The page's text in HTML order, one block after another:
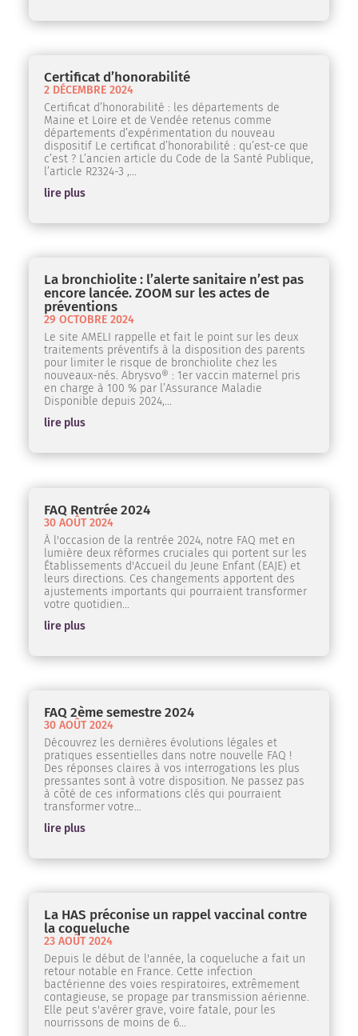
Certificat d’honorabilité
2 DÉCEMBRE 2024
Certificat d’honorabilité : les départements de
Maine et Loire et de Vendée retenus comme
départements d’expérimentation du nouveau
dispositif Le certificat d’honorabilité : qu’est-ce que
c’est ? L’ancien article du Code de la Santé Publique,
l’article R2324-3 ,...
lire plus
La bronchiolite : l’alerte sanitaire n’est pas
encore lancée. ZOOM sur les actes de
préventions
29 OCTOBRE 2024
Le site AMELI rappelle et fait le point sur les deux
traitements préventifs à la disposition des parents
pour limiter le risque de bronchiolite chez les
nouveaux-nés. Abrysvo® : 1er vaccin maternel pris
en charge à 100 % par l’Assurance Maladie
Disponible depuis 2024,...
lire plus
FAQ Rentrée 2024
30 AOÛT 2024
À l'occasion de la rentrée 2024, notre FAQ met en
lumière deux réformes cruciales qui portent sur les
Établissements d'Accueil du Jeune Enfant (EAJE) et
leurs directions. Ces changements apportent des
ajustements importants qui pourraient transformer
votre quotidien...
lire plus
FAQ 2ème semestre 2024
30 AOÛT 2024
Découvrez les dernières évolutions légales et
pratiques essentielles dans notre nouvelle FAQ !
Des réponses claires à vos interrogations les plus
pressantes sont à votre disposition. Ne passez pas
à côté de ces informations clés qui pourraient
transformer votre...
lire plus
La HAS préconise un rappel vaccinal contre
la coqueluche
23 AOÛT 2024
Depuis le début de l'année, la coqueluche a fait un
retour notable en France. Cette infection
bactérienne des voies respiratoires, extrêmement
contagieuse, se propage par transmission aérienne.
Elle peut s'avérer grave, voire fatale, pour les
nourrissons de moins de 6...